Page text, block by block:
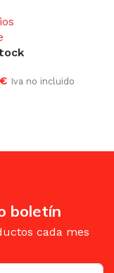
€ Iva no incluido
boletín
cada mes